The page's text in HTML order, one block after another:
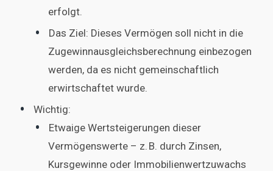
erfolgt.
Das Ziel: Dieses Vermögen soll nicht in die
Zugewinnausgleichsberechnung einbezogen
werden, da es nicht gemeinschaftlich
erwirtschaftet wurde.
Wichtig:
Etwaige Wertsteigerungen dieser
Vermögenswerte – z. B. durch Zinsen,
Kursgewinne oder Immobilienwertzuwachs